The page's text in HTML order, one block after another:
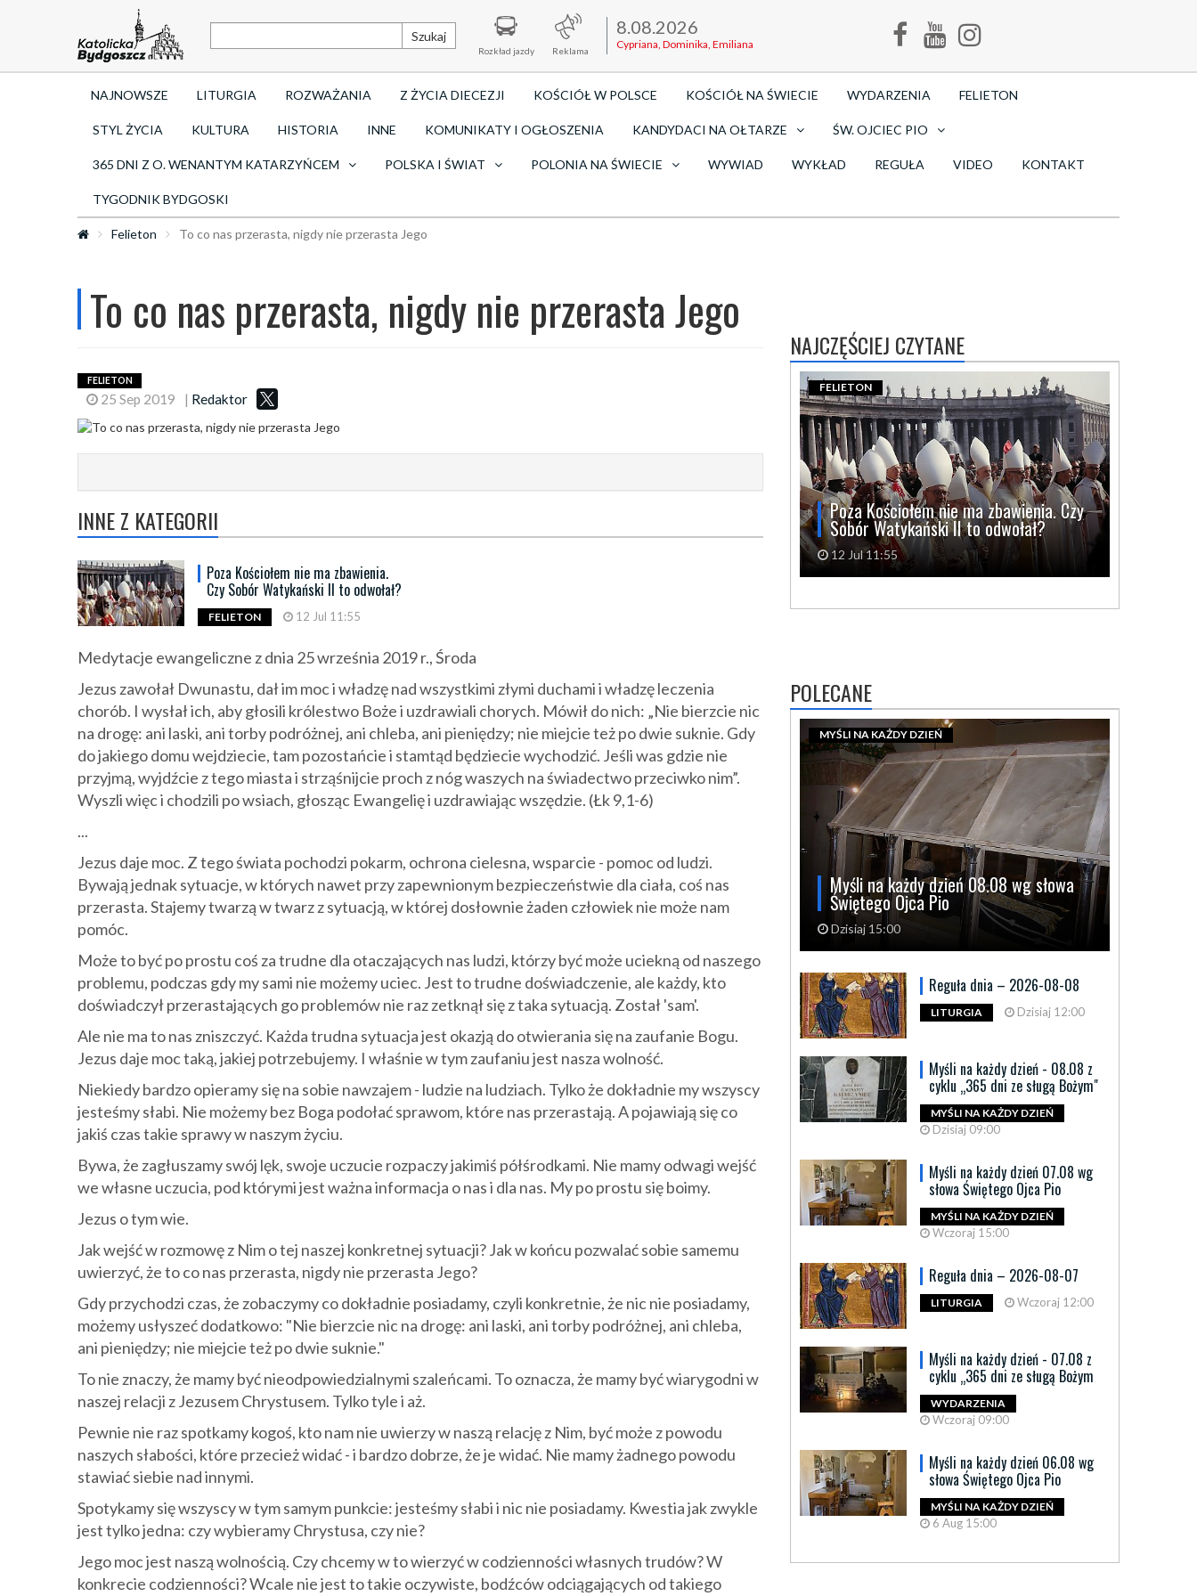
Szukaj
Rozkład jazdy Reklama
8.08.2026
Cypriana, Dominika, Emiliana
NAJNOWSZE LITURGIA ROZWAŻANIA Z ŻYCIA DIECEZJI KOŚCIÓŁ W POLSCE KOŚCIÓŁ NA ŚWIECIE WYDARZENIA FELIETON
STYL ŻYCIA KULTURA HISTORIA INNE KOMUNIKATY I OGŁOSZENIA KANDYDACI NA OŁTARZE ŚW. OJCIEC PIO
365 DNI Z O. WENANTYM KATARZYŃCEM POLSKA I ŚWIAT POLONIA NA ŚWIECIE WYWIAD WYKŁAD REGUŁA VIDEO KONTAKT
TYGODNIK BYDGOSKI
Felieton To co nas przerasta, nigdy nie przerasta Jego
To co nas przerasta, nigdy nie przerasta Jego
FELIETON
25 Sep 2019 | Redaktor
INNE Z KATEGORII
Poza Kościołem nie ma zbawienia.
Czy Sobór Watykański II to odwołał?
FELIETON 12 Jul 11:55
Medytacje ewangeliczne z dnia 25 września 2019 r., Środa
Jezus zawołał Dwunastu, dał im moc i władzę nad wszystkimi złymi duchami i władzę leczenia
chorób. I wysłał ich, aby głosili królestwo Boże i uzdrawiali chorych. Mówił do nich: „Nie bierzcie nic
na drogę: ani laski, ani torby podróżnej, ani chleba, ani pieniędzy; nie miejcie też po dwie suknie. Gdy
do jakiego domu wejdziecie, tam pozostańcie i stamtąd będziecie wychodzić. Jeśli was gdzie nie
przyjmą, wyjdźcie z tego miasta i strząśnijcie proch z nóg waszych na świadectwo przeciwko nim”.
Wyszli więc i chodzili po wsiach, głosząc Ewangelię i uzdrawiając wszędzie. (Łk 9,1-6)
...
Jezus daje moc. Z tego świata pochodzi pokarm, ochrona cielesna, wsparcie - pomoc od ludzi.
Bywają jednak sytuacje, w których nawet przy zapewnionym bezpieczeństwie dla ciała, coś nas
przerasta. Stajemy twarzą w twarz z sytuacją, w której dosłownie żaden człowiek nie może nam
pomóc.
Może to być po prostu coś za trudne dla otaczających nas ludzi, którzy być może uciekną od naszego
problemu, podczas gdy my sami nie możemy uciec. Jest to trudne doświadczenie, ale każdy, kto
doświadczył przerastających go problemów nie raz zetknął się z taka sytuacją. Został 'sam'.
Ale nie ma to nas zniszczyć. Każda trudna sytuacja jest okazją do otwierania się na zaufanie Bogu.
Jezus daje moc taką, jakiej potrzebujemy. I właśnie w tym zaufaniu jest nasza wolność.
Niekiedy bardzo opieramy się na sobie nawzajem - ludzie na ludziach. Tylko że dokładnie my wszyscy
jesteśmy słabi. Nie możemy bez Boga podołać sprawom, które nas przerastają. A pojawiają się co
jakiś czas takie sprawy w naszym życiu.
Bywa, że zagłuszamy swój lęk, swoje uczucie rozpaczy jakimiś półśrodkami. Nie mamy odwagi wejść
we własne uczucia, pod którymi jest ważna informacja o nas i dla nas. My po prostu się boimy.
Jezus o tym wie.
Jak wejść w rozmowę z Nim o tej naszej konkretnej sytuacji? Jak w końcu pozwalać sobie samemu
uwierzyć, że to co nas przerasta, nigdy nie przerasta Jego?
Gdy przychodzi czas, że zobaczymy co dokładnie posiadamy, czyli konkretnie, że nic nie posiadamy,
możemy usłyszeć dodatkowo: "Nie bierzcie nic na drogę: ani laski, ani torby podróżnej, ani chleba,
ani pieniędzy; nie miejcie też po dwie suknie."
To nie znaczy, że mamy być nieodpowiedzialnymi szaleńcami. To oznacza, że mamy być wiarygodni w
naszej relacji z Jezusem Chrystusem. Tylko tyle i aż.
Pewnie nie raz spotkamy kogoś, kto nam nie uwierzy w naszą relację z Nim, być może z powodu
naszych słabości, które przecież widać - i bardzo dobrze, że je widać. Nie mamy żadnego powodu
stawiać siebie nad innymi.
Spotykamy się wszyscy w tym samym punkcie: jesteśmy słabi i nic nie posiadamy. Kwestia jak zwykle
jest tylko jedna: czy wybieramy Chrystusa, czy nie?
Jego moc jest naszą wolnością. Czy chcemy w to wierzyć w codzienności własnych trudów? W
konkrecie codzienności? Wcale nie jest to takie oczywiste, bodźców odciągających od takiego
NAJCZĘŚCIEJ CZYTANE
Poza Kościołem nie ma zbawienia. Czy
Sobór Watykański II to odwołał?
12 Jul 11:55
FELIETON
POLECANE
Myśli na każdy dzień 08.08 wg słowa
Świętego Ojca Pio
Dzisiaj 15:00
MYŚLI NA KAŻDY DZIEŃ
Reguła dnia – 2026-08-08
LITURGIA Dzisiaj 12:00
Myśli na każdy dzień - 08.08 z
cyklu „365 dni ze sługą Bożym"
MYŚLI NA KAŻDY DZIEŃ
Dzisiaj 09:00
Myśli na każdy dzień 07.08 wg
słowa Świętego Ojca Pio
MYŚLI NA KAŻDY DZIEŃ
Wczoraj 15:00
Reguła dnia – 2026-08-07
LITURGIA Wczoraj 12:00
Myśli na każdy dzień - 07.08 z
cyklu „365 dni ze sługą Bożym
WYDARZENIA
Wczoraj 09:00
Myśli na każdy dzień 06.08 wg
słowa Świętego Ojca Pio
MYŚLI NA KAŻDY DZIEŃ
6 Aug 15:00